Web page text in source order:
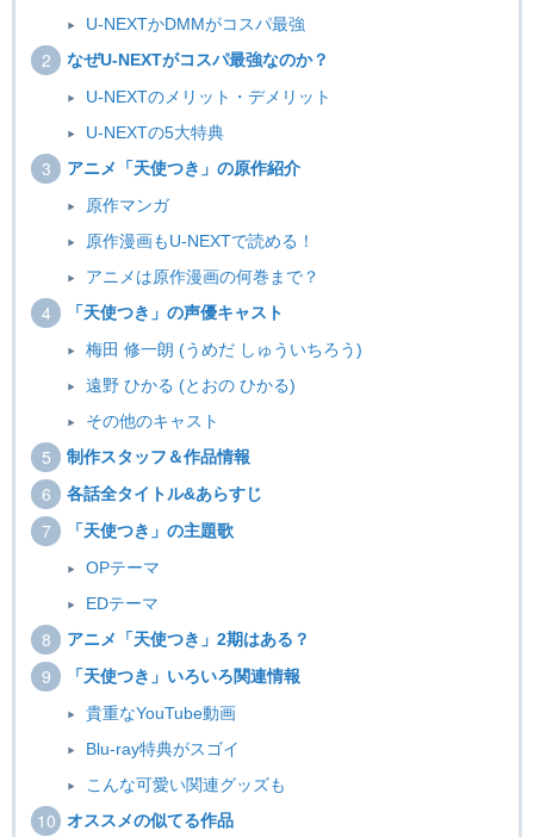
U-NEXTかDMMがコスパ最強
なぜU-NEXTがコスパ最強なのか？
U-NEXTのメリット・デメリット
U-NEXTの5大特典
アニメ「天使つき」の原作紹介
原作マンガ
原作漫画もU-NEXTで読める！
アニメは原作漫画の何巻まで？
「天使つき」の声優キャスト
梅田 修一朗 (うめだ しゅういちろう)
遠野 ひかる (とおの ひかる)
その他のキャスト
制作スタッフ＆作品情報
各話全タイトル&あらすじ
「天使つき」の主題歌
OPテーマ
EDテーマ
アニメ「天使つき」2期はある？
「天使つき」いろいろ関連情報
貴重なYouTube動画
Blu-ray特典がスゴイ
こんな可愛い関連グッズも
オススメの似てる作品